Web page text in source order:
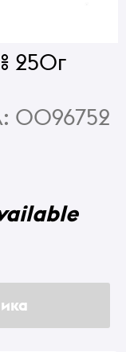
250г
0096752